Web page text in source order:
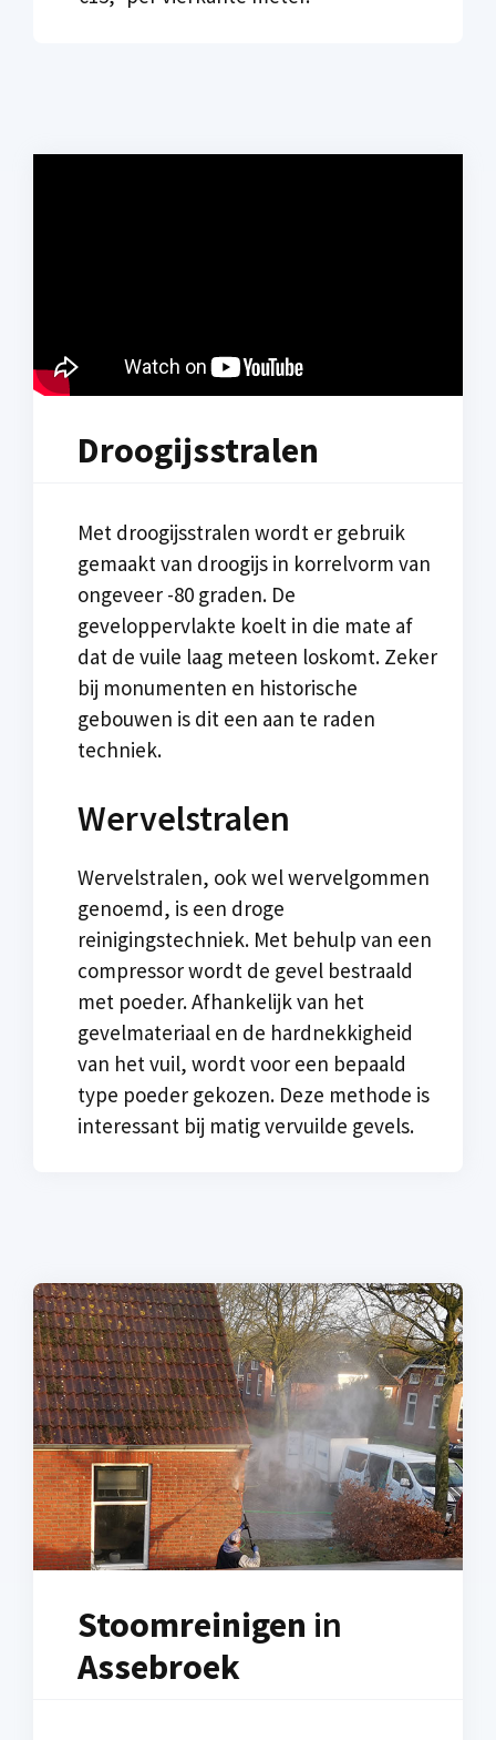
Droogijsstralen
Met droogijsstralen wordt er gebruik
gemaakt van droogijs in korrelvorm van
ongeveer -80 graden. De
geveloppervlakte koelt in die mate af
dat de vuile laag meteen loskomt. Zeker
bij monumenten en historische
gebouwen is dit een aan te raden
techniek.
Wervelstralen
Wervelstralen, ook wel wervelgommen
genoemd, is een droge
reinigingstechniek. Met behulp van een
compressor wordt de gevel bestraald
met poeder. Afhankelijk van het
gevelmateriaal en de hardnekkigheid
van het vuil, wordt voor een bepaald
type poeder gekozen. Deze methode is
interessant bij matig vervuilde gevels.
Stoomreinigen in
Assebroek